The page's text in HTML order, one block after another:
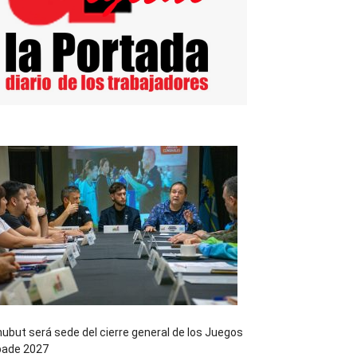
será sede del cierre general de los Juegos
2027